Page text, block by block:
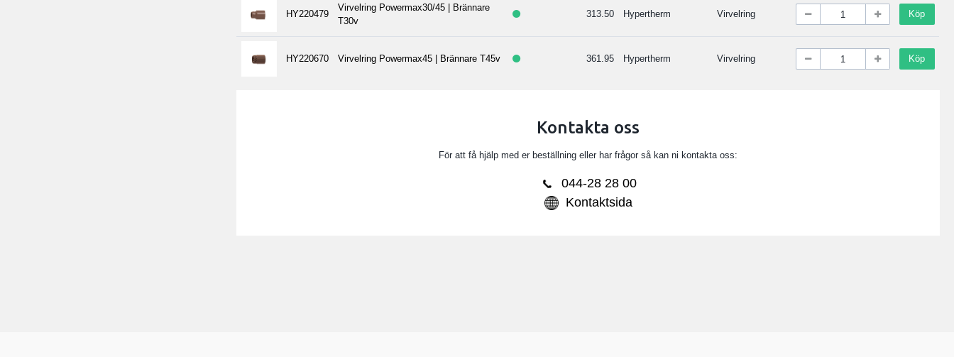
HY220479
Virvelring Powermax30/45 | Brännare
T30v
313.50 Hypertherm Virvelring Köp
HY220670 Virvelring Powermax45 | Brännare T45v 361.95 Hypertherm Virvelring Köp
Kontakta oss
För att få hjälp med er beställning eller har frågor så kan ni kontakta oss:
044-28 28 00
Kontaktsida